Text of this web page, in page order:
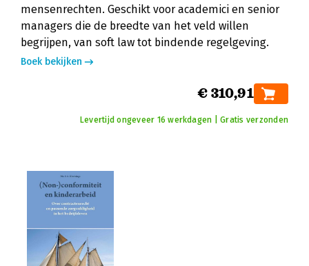
mensenrechten. Geschikt voor academici en senior
managers die de breedte van het veld willen
begrijpen, van soft law tot bindende regelgeving.
Boek bekijken
€ 310,91
Levertijd ongeveer 16 werkdagen | Gratis verzonden